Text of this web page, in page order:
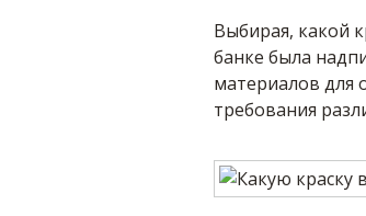
Выбирая, какой
банке была
материалов для
требования